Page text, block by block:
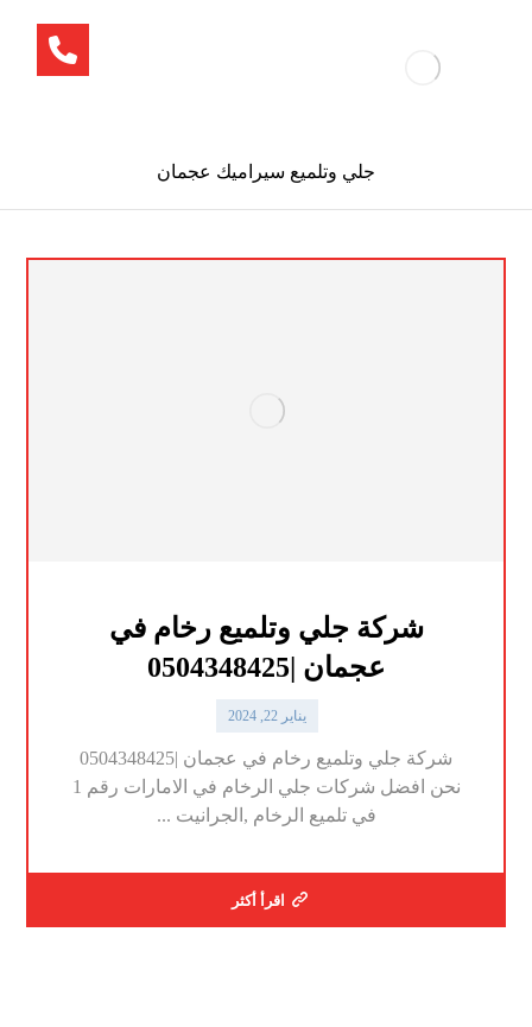
جلي وتلميع سيراميك عجمان
شركة جلي وتلميع رخام في
عجمان |0504348425
يناير 22, 2024
شركة جلي وتلميع رخام في عجمان |0504348425
نحن افضل شركات جلي الرخام في الامارات رقم 1
في تلميع الرخام ,الجرانيت ...
اقرأ أكثر